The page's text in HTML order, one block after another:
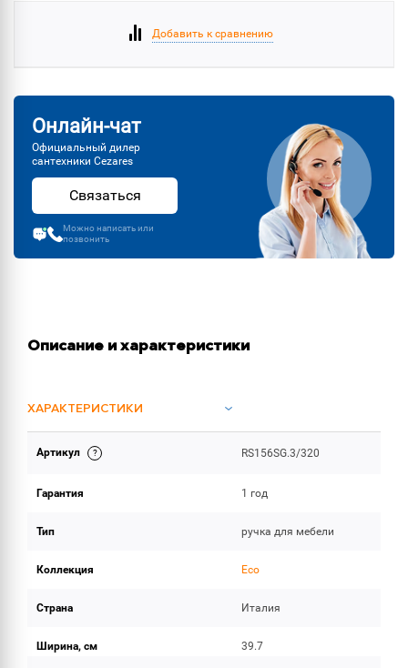
Добавить к сравнению
Онлайн-чат
Официальный дилер
сантехники Cezares
Связаться
Можно написать или
позвонить
Описание и характеристики
ХАРАКТЕРИСТИКИ
ОБЪЕМ ПОСТАВКИ
Артикул RS156SG.3/320
Гарантия 1 год
Тип ручка для мебели
Коллекция Eco
Страна Италия
Ширина, см 39.7